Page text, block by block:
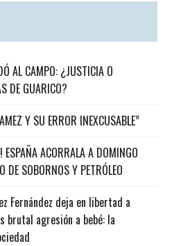
AL CAMPO: ¿JUSTICIA O
DE GUARICO?
Y SU ERROR INEXCUSABLE”
ESPAÑA ACORRALA A DOMINGO
DE SOBORNOS Y PETRÓLEO
Fernández deja en libertad a
brutal agresión a bebé: la